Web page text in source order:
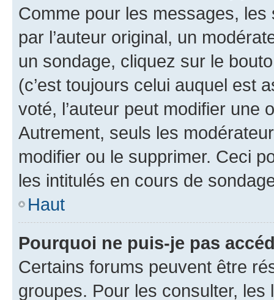
Comme pour les messages,
par l’auteur original, un
un sondage, cliquez sur le
(c’est toujours celui auquel est
voté, l’auteur peut modifier une
Autrement, seuls les
modifier ou le supprimer. Ceci
les intitulés en cours de
Haut
Pourquoi ne puis-je pas
Certains forums peuvent être
groupes. Pour les consulter,